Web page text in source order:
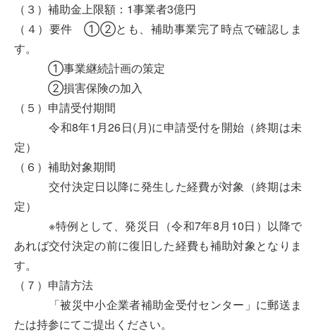
（３）補助金上限額：1事業者3億円
（４）要件 ①②とも、補助事業完了時点で確認しま
す。
①事業継続計画の策定
②損害保険の加入
（５）申請受付期間
令和8年1月26日(月)に申請受付を開始（終期は未
定）
（６）補助対象期間
交付決定日以降に発生した経費が対象（終期は未
定）
※特例として、発災日（令和7年8月10日）以降で
あれば交付決定の前に復旧した経費も補助対象となりま
す。
（７）申請方法
「被災中小企業者補助金受付センター」に郵送ま
たは持参にてご提出ください。